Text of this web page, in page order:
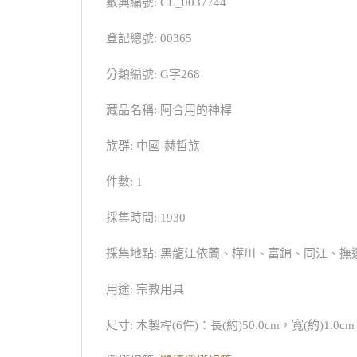
數典編號: CL_0037744
登記總號: 00365
分類編號: G字268
藏品名稱: 阿合用的神桿
族群: 中國-赫哲族
件數: 1
採集時間: 1930
採集地點: 黑龍江依蘭、樺川、富錦、同江、撫
用途: 宗教用具
尺寸: 木製桿(6件)：長(約)50.0cm，寬(約)1.0cm